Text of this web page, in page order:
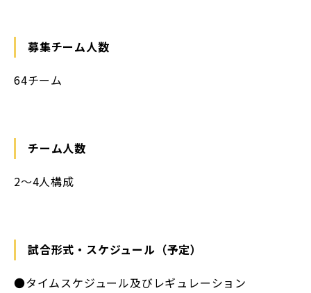
募集チーム人数
64チーム
チーム人数
2～4人構成
試合形式・スケジュール（予定）
●タイムスケジュール及びレギュレーション